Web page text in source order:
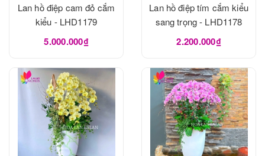
Lan hồ điệp cam đỏ cắm
kiểu - LHD1179
5.000.000₫
Lan hồ điệp tím cắm kiểu
sang trọng - LHD1178
2.200.000₫